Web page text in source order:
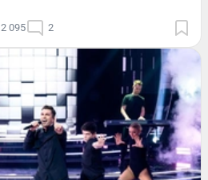
2 095 2